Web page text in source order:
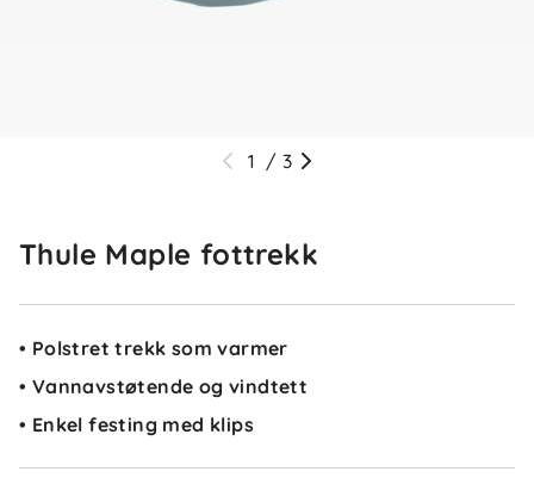
1 / 3
Thule Maple fottrekk
• Polstret trekk som varmer
• Vannavstøtende og vindtett
• Enkel festing med klips